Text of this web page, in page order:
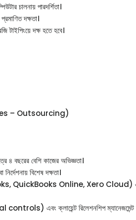
চালনায় পারদর্শিতা।
দক্ষতা।
দক্ষ হতে হবে।
– Outsourcing)
৪ বছরের বেশি কাজের অভিজ্ঞতা।
বিশেষ দক্ষতা।
QuickBooks Online, Xero Cloud) এবং
এবং ক্লায়েন্ট রিলেশনশিপ ম্যানেজমেন্ট